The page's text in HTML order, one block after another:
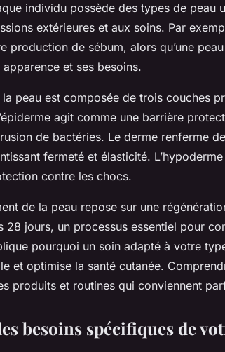
individu possède des types de peau
extérieures et aux soins. Par
production de sébum, alors qu’une
et ses besoins.
peau est composée de trois couches
agit comme une barrière
de bactéries. Le derme renferme
fermeté et élasticité.
contre les chocs.
de la peau repose sur une
28 jours, un processus essentiel pour
pourquoi un soin adapté à votre
et optimise la santé cutanée.
produits et routines qui conviennent
besoins spécifiques de